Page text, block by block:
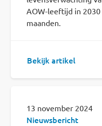
AOW-leeftijd in
maanden.
Bekijk artikel
13 november 2024
Nieuwsbericht